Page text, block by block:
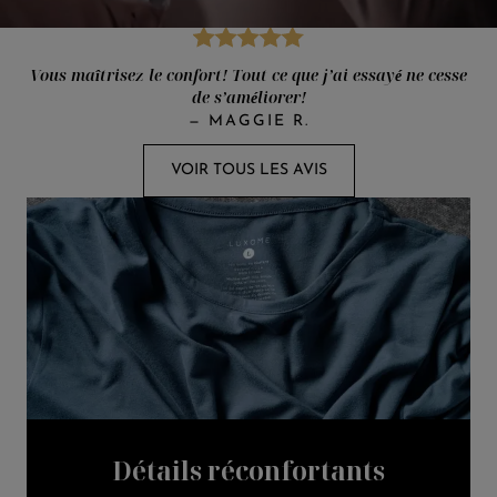
Vous maîtrisez le confort! Tout ce que j’ai essayé ne cesse
de s’améliorer!
— MAGGIE R.
VOIR TOUS LES AVIS
Détails réconfortants